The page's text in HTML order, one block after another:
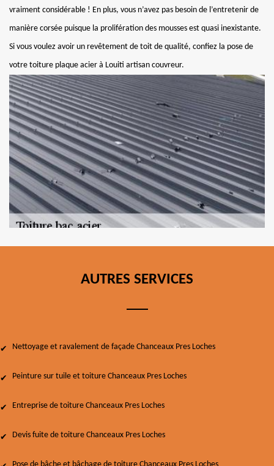
vraiment considérable ! En plus, vous n’avez pas besoin de l’entretenir de
manière corsée puisque la prolifération des mousses est quasi inexistante.
Si vous voulez avoir un revêtement de toit de qualité, confiez la pose de
votre toiture plaque acier à Louiti artisan couvreur.
AUTRES SERVICES
Nettoyage et ravalement de façade Chanceaux Pres Loches
Peinture sur tuile et toiture Chanceaux Pres Loches
Entreprise de toiture Chanceaux Pres Loches
Devis fuite de toiture Chanceaux Pres Loches